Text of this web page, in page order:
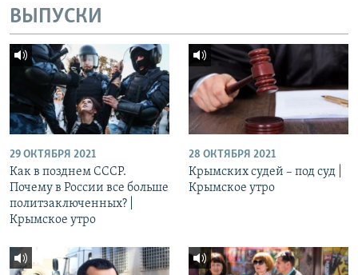
ВЫПУСКИ
29 ОКТЯБРЯ 2021
Как в позднем СССР.
Почему в России все больше
политзаключенных? |
Крымское утро
28 ОКТЯБРЯ 2021
Крымских судей – под суд |
Крымское утро